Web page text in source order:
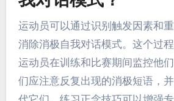
他们可能过度关注过去的失败，而
会。最后，忽视积极肯定的融入
成长。
运动员如何识别和